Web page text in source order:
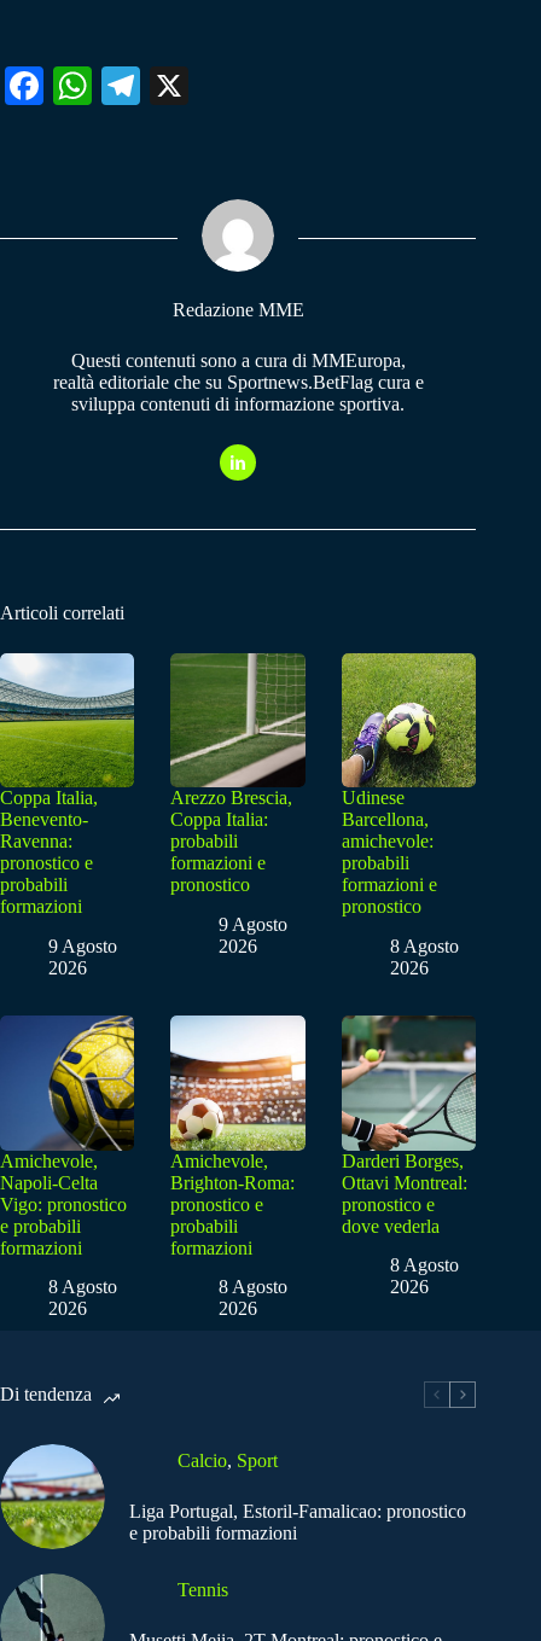
Fa W
pp
Te
m
Redazione MME
Questi contenuti sono a cura di MMEuropa,
realtà editoriale che su Sportnews.BetFlag cura e
sviluppa contenuti di informazione sportiva.
Articoli correlati
Coppa Italia,
Benevento-
Ravenna:
pronostico e
probabili
formazioni
9 Agosto
2026
Arezzo Brescia,
Coppa Italia:
probabili
formazioni e
pronostico
9 Agosto
2026
Udinese
Barcellona,
amichevole:
probabili
formazioni e
pronostico
8 Agosto
2026
Amichevole,
Napoli-Celta
Vigo: pronostico
e probabili
formazioni
8 Agosto
2026
Amichevole,
Brighton-Roma:
pronostico e
probabili
formazioni
8 Agosto
2026
Darderi Borges,
Ottavi Montreal:
pronostico e
dove vederla
8 Agosto
2026
Di tendenza
Calcio, Sport
Liga Portugal, Estoril-Famalicao: pronostico
e probabili formazioni
Tennis